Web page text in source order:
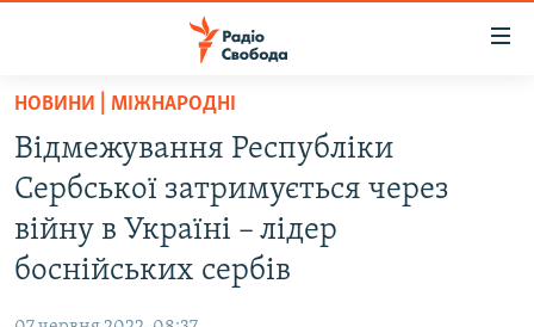
Перейти
основного
матеріалу
Перейти
до
основної
ВСЕ ЗА ДОБУ
СТАТТІ
ПОЛІТИКА
ВІЙНА
НОВИНИ | МІЖНАРОДНІ
Відмежування Республіки
Сербської затримується через
війну в Україні – лідер
боснійських сербів